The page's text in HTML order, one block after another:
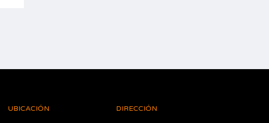
UBICACIÓN DIRECCIÓN